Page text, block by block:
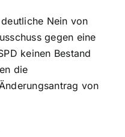
Nein von
gegen eine
keinen Bestand
die
von